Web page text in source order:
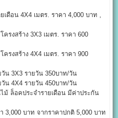
ดือน 4X4 เมตร. ราคา 4,000 บาท ,
รงสร้าง 3X3 เมตร. ราคา 600
รงสร้าง 4X4 เมตร. ราคา 900
น 3X3 รายวัน 350บาท/วัน
น 4X4 รายวัน 450บาท/วัน
ม้ ล็อคประจำรายเดือน มีค่าประกัน
3,000 บาท จากราคาปกติ 5,000 บาท